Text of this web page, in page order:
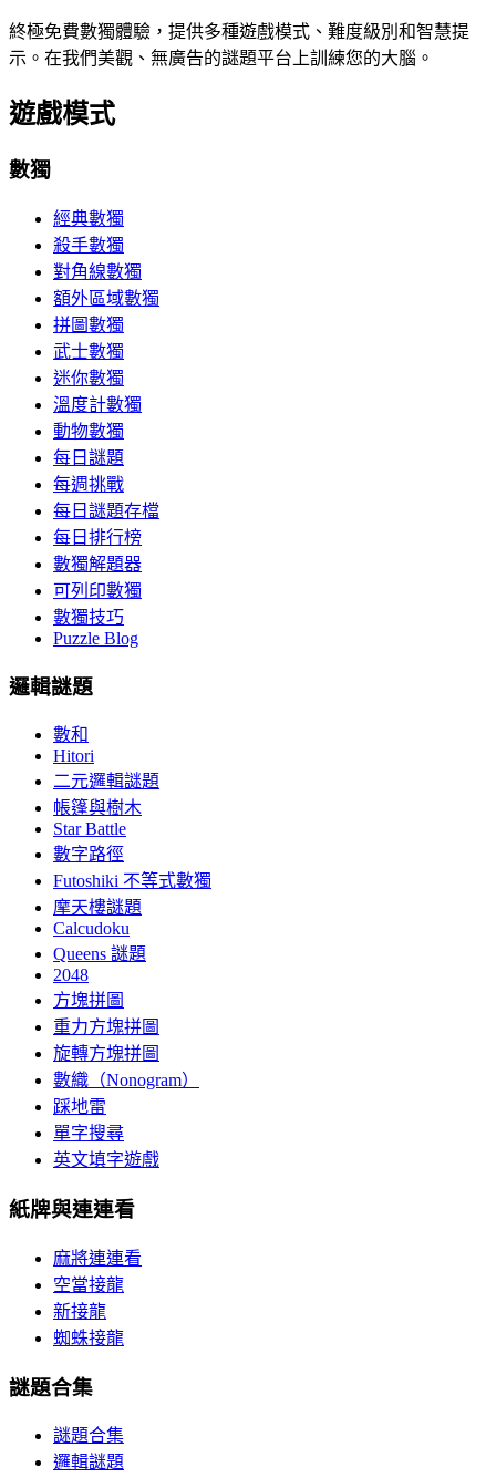
終極免費數獨體驗，提供多種遊戲模式、難度級別和智慧提
示。在我們美觀、無廣告的謎題平台上訓練您的大腦。
遊戲模式
數獨
經典數獨
殺手數獨
對角線數獨
額外區域數獨
拼圖數獨
武士數獨
迷你數獨
溫度計數獨
動物數獨
每日謎題
每週挑戰
每日謎題存檔
每日排行榜
數獨解題器
可列印數獨
數獨技巧
Puzzle Blog
邏輯謎題
數和
Hitori
二元邏輯謎題
帳篷與樹木
Star Battle
數字路徑
Futoshiki 不等式數獨
摩天樓謎題
Calcudoku
Queens 謎題
2048
方塊拼圖
重力方塊拼圖
旋轉方塊拼圖
數織（Nonogram）
踩地雷
單字搜尋
英文填字遊戲
紙牌與連連看
麻將連連看
空當接龍
新接龍
蜘蛛接龍
謎題合集
謎題合集
邏輯謎題